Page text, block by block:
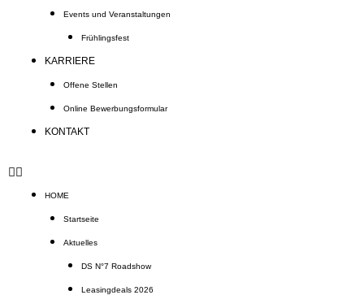
Events und Veranstaltungen
Frühlingsfest
KARRIERE
Offene Stellen
Online Bewerbungsformular
KONTAKT
HOME
Startseite
Aktuelles
DS N°7 Roadshow
Leasingdeals 2026